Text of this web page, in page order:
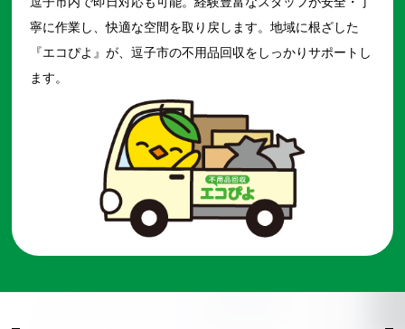
寧に作業し、快適な空間を取り戻します。地域に根ざした
『エコぴよ』が、逗子市の不用品回収をしっかりサポートし
ます。